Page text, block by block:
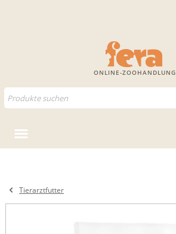
ONLINE-ZOOHANDLUNG
Tierarztfutter